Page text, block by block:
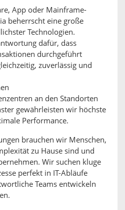
App oder Mainframe-
beherrscht eine große
Technologien.
dafür, dass
durchgeführt
zuverlässig und
an den Standorten
gewährleisten wir höchste
Performance.
brauchen wir Menschen,
zu Hause sind und
Wir suchen kluge
perfekt in IT-Abläufe
Teams entwickeln